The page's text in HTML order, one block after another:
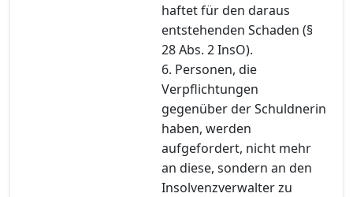
haftet für den daraus
entstehenden Schaden (§
28 Abs. 2 InsO).
6. Personen, die
Verpflichtungen
gegenüber der Schuldnerin
haben, werden
aufgefordert, nicht mehr
an diese, sondern an den
Insolvenzverwalter zu